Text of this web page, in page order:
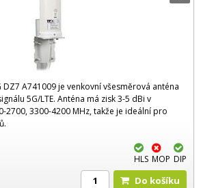
DZ7 A741009 je venkovní všesměrová anténa
5G/LTE. Anténa má zisk 3-5 dBi v
2700, 3300-4200 MHz, takže je ideální pro
HLS MOP DIP
Do košíku